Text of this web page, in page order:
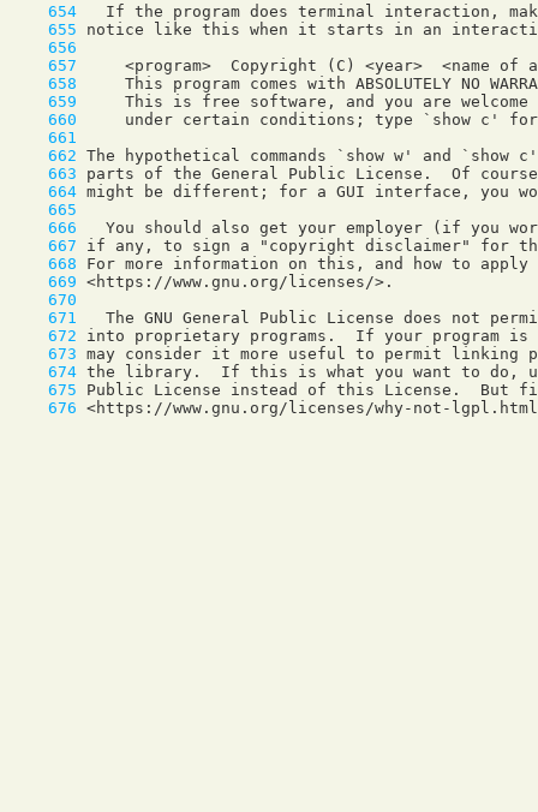
    654
    655
    656
    657
    658
    659
    660
    661
    662
    663
    664
    665
    666
    667
    668
    669
    670
    671
    672
    673
    674
    675
    676